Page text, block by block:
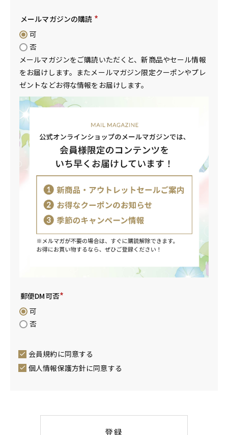
メールマガジンの購読
須
)
可
否
メールマガジンをご購読いただくと、新商品やセール情報
をお届けします。またメールマガジン限定クーポンやプレ
ゼントなどお得な情報をお届けします。
郵便DM可否
可
否
会員規約に同意する
個人情報保護方針に同意する
登録